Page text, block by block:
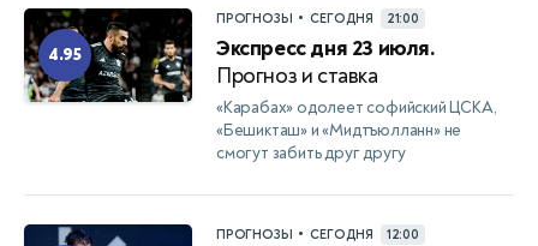
4.95
ПРОГНОЗЫ • СЕГОДНЯ 21:00
Экспресс дня 23 июля.
Прогноз и ставка
«Карабах» одолеет софийский ЦСКА,
«Бешикташ» и «Мидтъюлланн» не
смогут забить друг другу
ПРОГНОЗЫ • СЕГОДНЯ 12:00